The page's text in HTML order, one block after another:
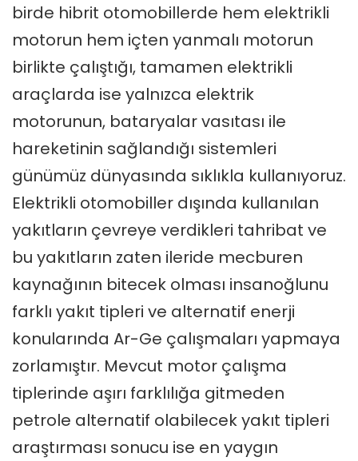
birde hibrit otomobillerde hem elektrikli
motorun hem içten yanmalı motorun
birlikte çalıştığı, tamamen elektrikli
araçlarda ise yalnızca elektrik
motorunun, bataryalar vasıtası ile
hareketinin sağlandığı sistemleri
günümüz dünyasında sıklıkla kullanıyoruz.
Elektrikli otomobiller dışında kullanılan
yakıtların çevreye verdikleri tahribat ve
bu yakıtların zaten ileride mecburen
kaynağının bitecek olması insanoğlunu
farklı yakıt tipleri ve alternatif enerji
konularında Ar-Ge çalışmaları yapmaya
zorlamıştır. Mevcut motor çalışma
tiplerinde aşırı farklılığa gitmeden
petrole alternatif olabilecek yakıt tipleri
araştırması sonucu ise en yaygın